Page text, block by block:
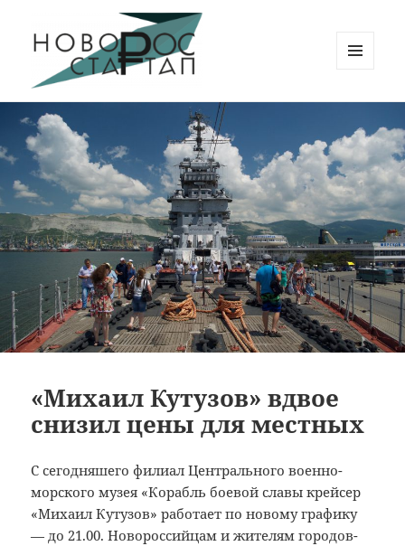
Новорос Стартап
ВИДЖЕТЫ
«Михаил Кутузов» вдвое
снизил цены для местных
С сегодняшего филиал Центрального военно-
морского музея «Корабль боевой славы крейсер
«Михаил Кутузов» работает по новому графику
— до 21.00. Новороссийцам и жителям городов-